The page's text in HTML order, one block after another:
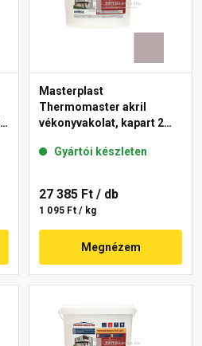
Masterplast
Thermomaster akril
vékonyvakolat, kapart 2
Gyártói készleten
27 385 Ft / db
1 095 Ft / kg
Megnézem